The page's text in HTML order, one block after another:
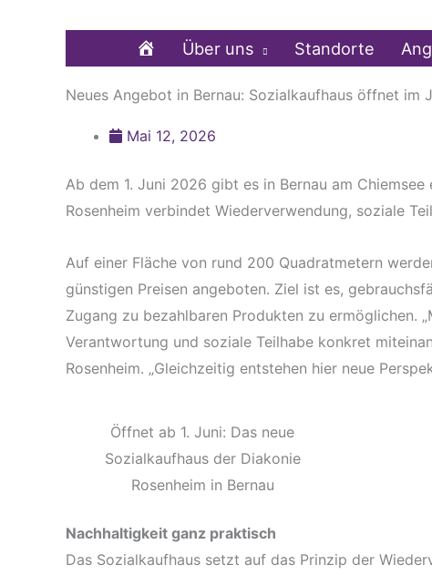
HomeÜber uns Standorte
Neues Angebot in Bernau: Sozialkaufhaus öffnet im
Mai 12, 2026
Ab dem 1. Juni 2026 gibt es in Bernau am
Rosenheim verbindet Wiederverwendung, soziale
Auf einer Fläche von rund 200 Quadratmetern
günstigen Preisen angeboten. Ziel ist es,
Zugang zu bezahlbaren Produkten zu ermöglichen.
Verantwortung und soziale Teilhabe konkret
Rosenheim. „Gleichzeitig entstehen hier neue
Öffnet ab 1. Juni: Das neue
Sozialkaufhaus der Diakonie
Rosenheim in Bernau
Nachhaltigkeit ganz praktisch
Das Sozialkaufhaus setzt auf das Prinzip der